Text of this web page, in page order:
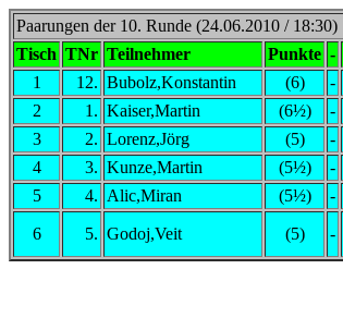
Paarungen der 10. Runde (24.06.2010 / 18:30)
Tisch TNr Teilnehmer Punkte -
1
12. Bubolz,Konstantin (6) -
2
1. Kaiser,Martin (6½) -
3
2. Lorenz,Jörg (5) -
4
3. Kunze,Martin (5½) -
5
4. Alic,Miran (5½) -
6 5. Godoj,Veit (5) -